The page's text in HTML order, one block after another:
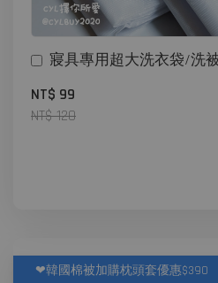
寢具專用超大洗衣袋/洗
NT$ 99
NT$ 120
❤韓國棉被加購枕頭套優惠$390